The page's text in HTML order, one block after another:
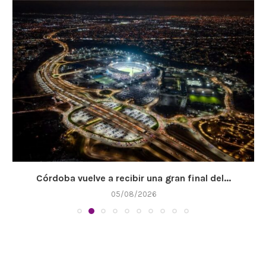
Córdoba vuelve a recibir una gran final del...
05/08/2026